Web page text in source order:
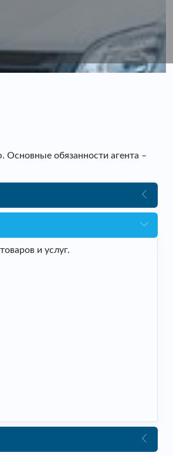
Основные обязанности агента –
и услуг.